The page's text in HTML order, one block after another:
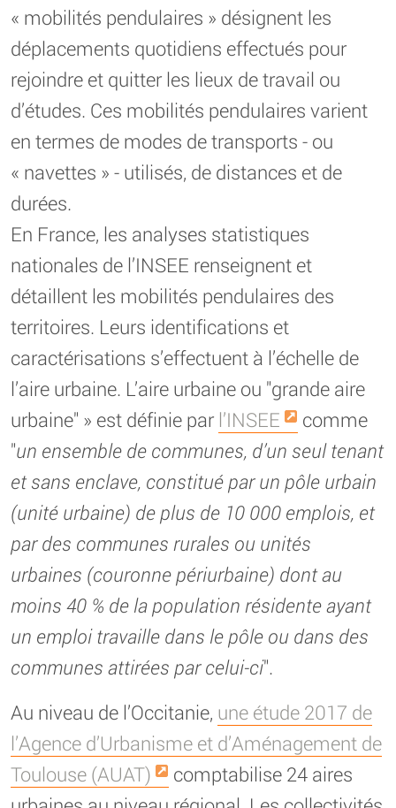
« mobilités pendulaires » désignent les
déplacements quotidiens effectués pour
rejoindre et quitter les lieux de travail ou
d’études. Ces mobilités pendulaires varient
en termes de modes de transports - ou
« navettes » - utilisés, de distances et de
durées.
En France, les analyses statistiques
nationales de l’INSEE renseignent et
détaillent les mobilités pendulaires des
territoires. Leurs identifications et
caractérisations s’effectuent à l’échelle de
l’aire urbaine. L’aire urbaine ou "grande aire
urbaine" » est définie par l’INSEE
comme
"un ensemble de communes, d’un seul tenant
et sans enclave, constitué par un pôle urbain
(unité urbaine) de plus de 10 000 emplois, et
par des communes rurales ou unités
urbaines (couronne périurbaine) dont au
moins 40 % de la population résidente ayant
un emploi travaille dans le pôle ou dans des
communes attirées par celui-ci".
Au niveau de l’Occitanie, une étude 2017 de
l’Agence d’Urbanisme et d’Aménagement de
Toulouse (AUAT)
comptabilise 24 aires